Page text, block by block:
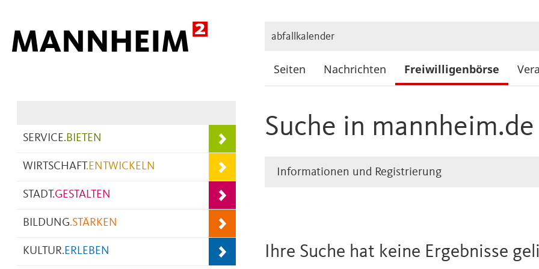
Suche
SERVICE.BIETEN
WIRTSCHAFT.ENTWICKELN
STADT.GESTALTEN
BILDUNG.STÄRKEN
KULTUR.ERLEBEN
Seiten Nachrichten Freiwilligenbörse
Suche in mannheim.de
Informationen und Registrierung
Ihre Suche hat keine Ergebnisse